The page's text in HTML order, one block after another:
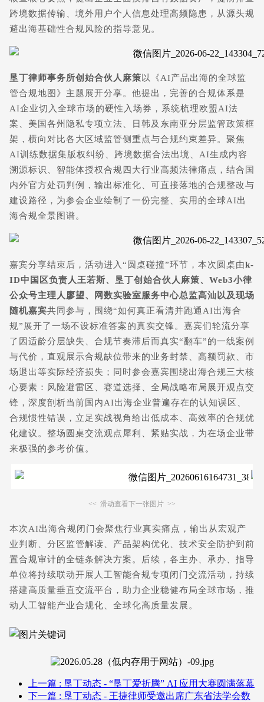
跨境数据传输
、境外用户个人信息处理高频隐患，从源头规
避出海基础性合规风险的指导意见。
垦丁律师事务所创始合伙人麻策以《AI产品出海的全球监
管合规地图》主题展开分享。他提出，完善的合规体系是
AI企业切入全球市场的硬性入场券，系统梳理欧盟AI法
案、美国各州隐私专项立法、日韩及东南亚分层监管政策框
架，横向对比各大区域监管侧重点与合规约束差异。聚焦
AI训练数据集版权纠纷、跨境数据合法出境、AI生成内容
溯源标识、智能体授权合规四大行业高频法律痛点，结合国
内外官方处罚判例，输出标准化、可直接落地的合规整改与
建设路径，为参会企业绘制了一份完整、实用的全球AI出
海合规全景图谱。
嘉宾分享结束后，活动进入“圆桌碰撞”环节，本次圆桌由k-
ID中国区负责人王若斯、垦丁创始合伙人麻策、Web3小律
公众号主理人廖望、网数实验室服务中心总监高汕以及现场
随机嘉宾共同参与，围绕“如何真正看清并跑通AI出海合
规”展开了一场不设标准答案的真实交锋。嘉宾们轮流分享
了因适龄分层缺失、合规节奏滞后而真实“翻车”的一线案例
与代价，直观展示合规缺位带来的业务封禁、高额罚款、市
场退出等实际经济损失；同时参会嘉宾围绕出海合规三大核
心要素：风险避雷区、赛道选择、全局战略布局展开观点交
锋，深度剖析当前国内AI出海企业普遍存在的认知误区、
合规惯性错误，立足实战视角给出低成本、高效率的合规优
化建议。整场圆桌交流观点犀利、紧贴实战，为在场企业带
来极强的参考价值。
<< 滑动查看下一张图片 >>
本次AI出海合规闭门会聚焦行业真实痛点，输出从宏观产
业判断、分区监管解读、产品架构优化、技术安全防护到前
置合规审计的全链条解决方案。后续，各主办、承办、指导
单位将持续联动开展人工智能合规专项闭门交流活动，持续
搭建高质量垂直交流平台，助力企业稳健布局全球市场，推
动人工智能产业合规化、全球化高质量发展。
上一篇 : 垦丁动态 - “垦丁爱折腾” AI 应用大赛圆满落幕
下一篇 : 垦丁动态 - 王捷律师受邀出席广东省法学会数